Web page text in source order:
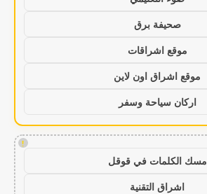
صحيفة برق
موقع اشراقات
موقع اشراق اون لاين
اركان سياحة وسفر
!
مسك الكلمات في قوقل
اشراق التقنية